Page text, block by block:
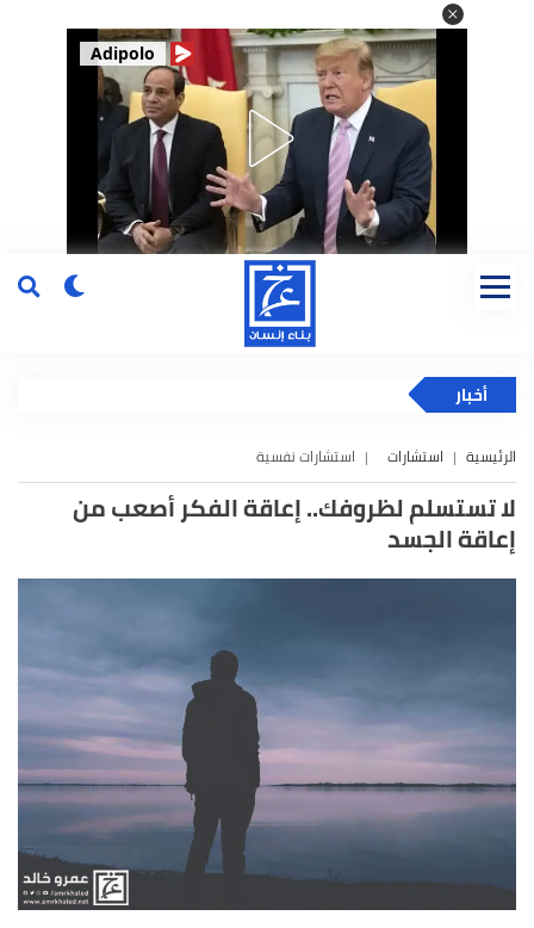
Adipolo
أخبار
الرئيسية استشارات استشارات نفسية
لا تستسلم لظروفك.. إعاقة الفكر أصعب من
إعاقة الجسد